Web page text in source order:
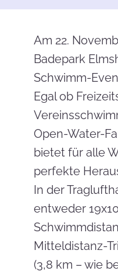
Am 22.
Badepark
Schwimm-
Egal ob
Open-Water-
bietet für alle
perfekte
In der
entweder
Mitteldistanz-
(3,8 km – wie